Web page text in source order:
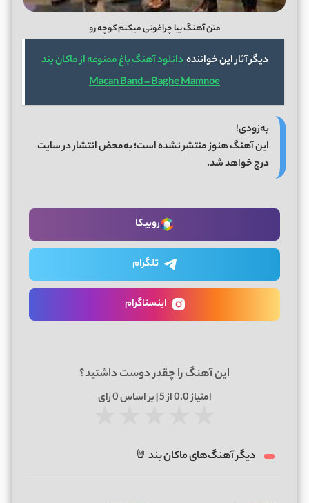
متن آهنگ بیا چراغونی میکنم کوچه رو
دیگر آثار این خوانندهدانلود آهنگ باغ ممنوعه از ماکان بند
Macan Band – Baghe Mamnoe
به‌زودی!
این آهنگ هنوز منتشر نشده است؛ به‌محض انتشار در سایت
درج خواهد شد.
روبیکا
تلگرام
اینستاگرام
این آهنگ را چقدر دوست داشتید؟
امتیاز0.0از 5 | بر اساس 0رای
دیگر آهنگ‌های ماکان بند 🤘